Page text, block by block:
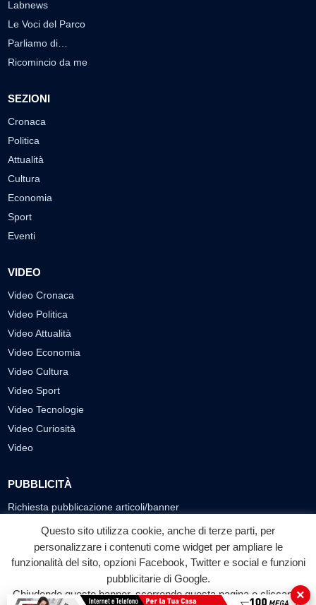
Labnews
Le Voci del Parco
Parliamo di…
Ricomincio da me
SEZIONI
Cronaca
Politica
Attualità
Cultura
Economia
Sport
Eventi
VIDEO
Video Cronaca
Video Politica
Video Attualità
Video Economia
Video Cultura
Video Sport
Video Tecnologie
Video Curiosità
Video
PUBBLICITÀ
Richiesta pubblicazione articoli/banner
SEGUICI SUI SOCIAL
f
Facebook
◎ ▶
YouTube
Questo sito utilizza cookie, anche di terze parti, per
personalizzare i contenuti come widget per ampliare le
funzionalità del sito, opzioni Facebook, Twitter e social e funzioni
pubblicitarie di Google.
Chiudendo questo banner, scorrendo questa pagina o cliccando
×